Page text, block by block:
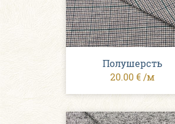
Полушерсть
20.00 € /м